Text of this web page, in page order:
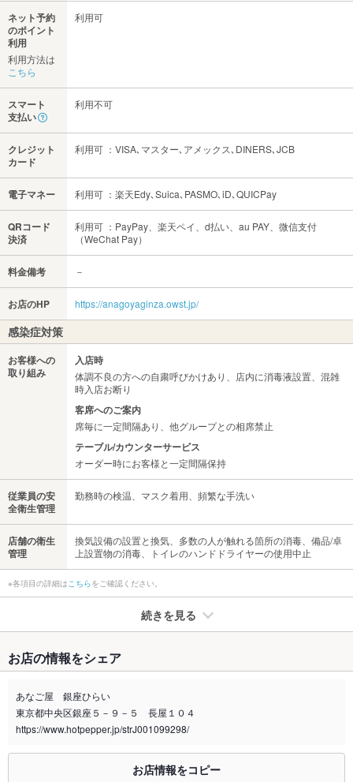
ネット予約
のポイント
利用
利用方法は
こちら
利用可
スマート
支払い
利用不可
クレジット
カード
利用可 ：VISA､マスター､アメックス､DINERS､JCB
電子マネー 利用可 ：楽天Edy､Suica､PASMO､iD､QUICPay
QRコード
決済
利用可 ：PayPay、楽天ペイ、d払い、au PAY、微信支付
（WeChat Pay）
料金備考 －
お店のHP https://anagoyaginza.owst.jp/
感染症対策
お客様への
取り組み
入店時
体調不良の方への自粛呼びかけあり、店内に消毒液設置、混雑
時入店お断り
客席へのご案内
席毎に一定間隔あり、他グループとの相席禁止
テーブル/カウンターサービス
オーダー時にお客様と一定間隔保持
従業員の安
全衛生管理
勤務時の検温、マスク着用、頻繁な手洗い
店舗の衛生
管理
換気設備の設置と換気、多数の人が触れる箇所の消毒、備品/卓
上設置物の消毒、トイレのハンドドライヤーの使用中止
※各項目の詳細はこちらをご確認ください。
続きを見る
禁煙・喫煙
全席禁煙
喫煙専用室 なし
合わせください。
お店の情報をシェア
あなご屋 銀座ひらい
東京都中央区銀座５－９－５ 長屋１０４
https://www.hotpepper.jp/strJ001099298/
お店情報をコピー